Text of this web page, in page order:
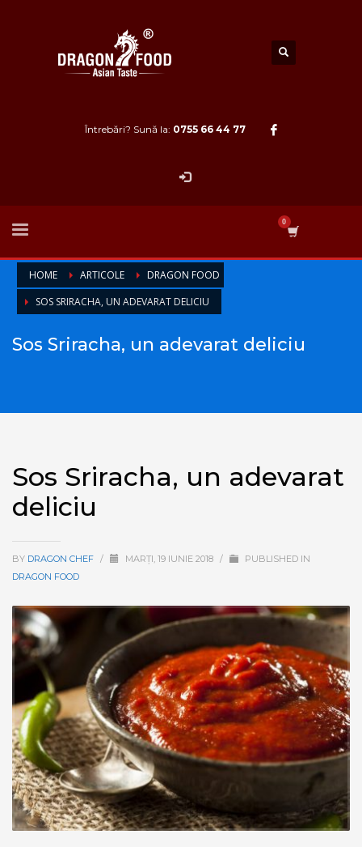
Întrebări? Sună la: 0755 66 44 77
HOME ARTICOLE
DRAGON FOOD
SOS SRIRACHA, UN ADEVARAT DELICIU
Sos Sriracha, un adevarat deliciu
Sos Sriracha, un adevarat
deliciu
BY DRAGON CHEF / MARȚI, 19 IUNIE 2018 /
PUBLISHED IN
DRAGON FOOD